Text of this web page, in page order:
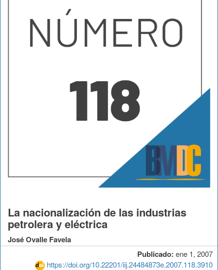
Publicado: ene 1, 2007
https://doi.org/10.22201/iij.24484873e.2007.118.3910
La nacionalización de las industrias
petrolera y eléctrica
José Ovalle Favela